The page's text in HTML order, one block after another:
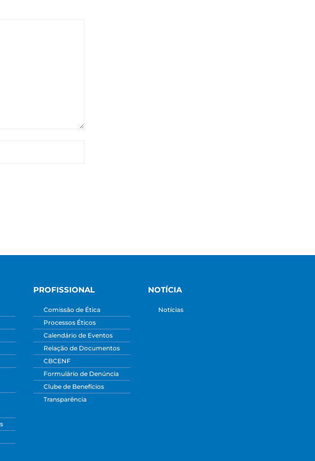
PROFISSIONAL
Comissão de Ética
Processos Éticos
Calendário de Eventos
Relação de Documentos
CBCENF
Formulário de Denúncia
Clube de Benefícios
Transparência
NOTÍCIA
Notícias